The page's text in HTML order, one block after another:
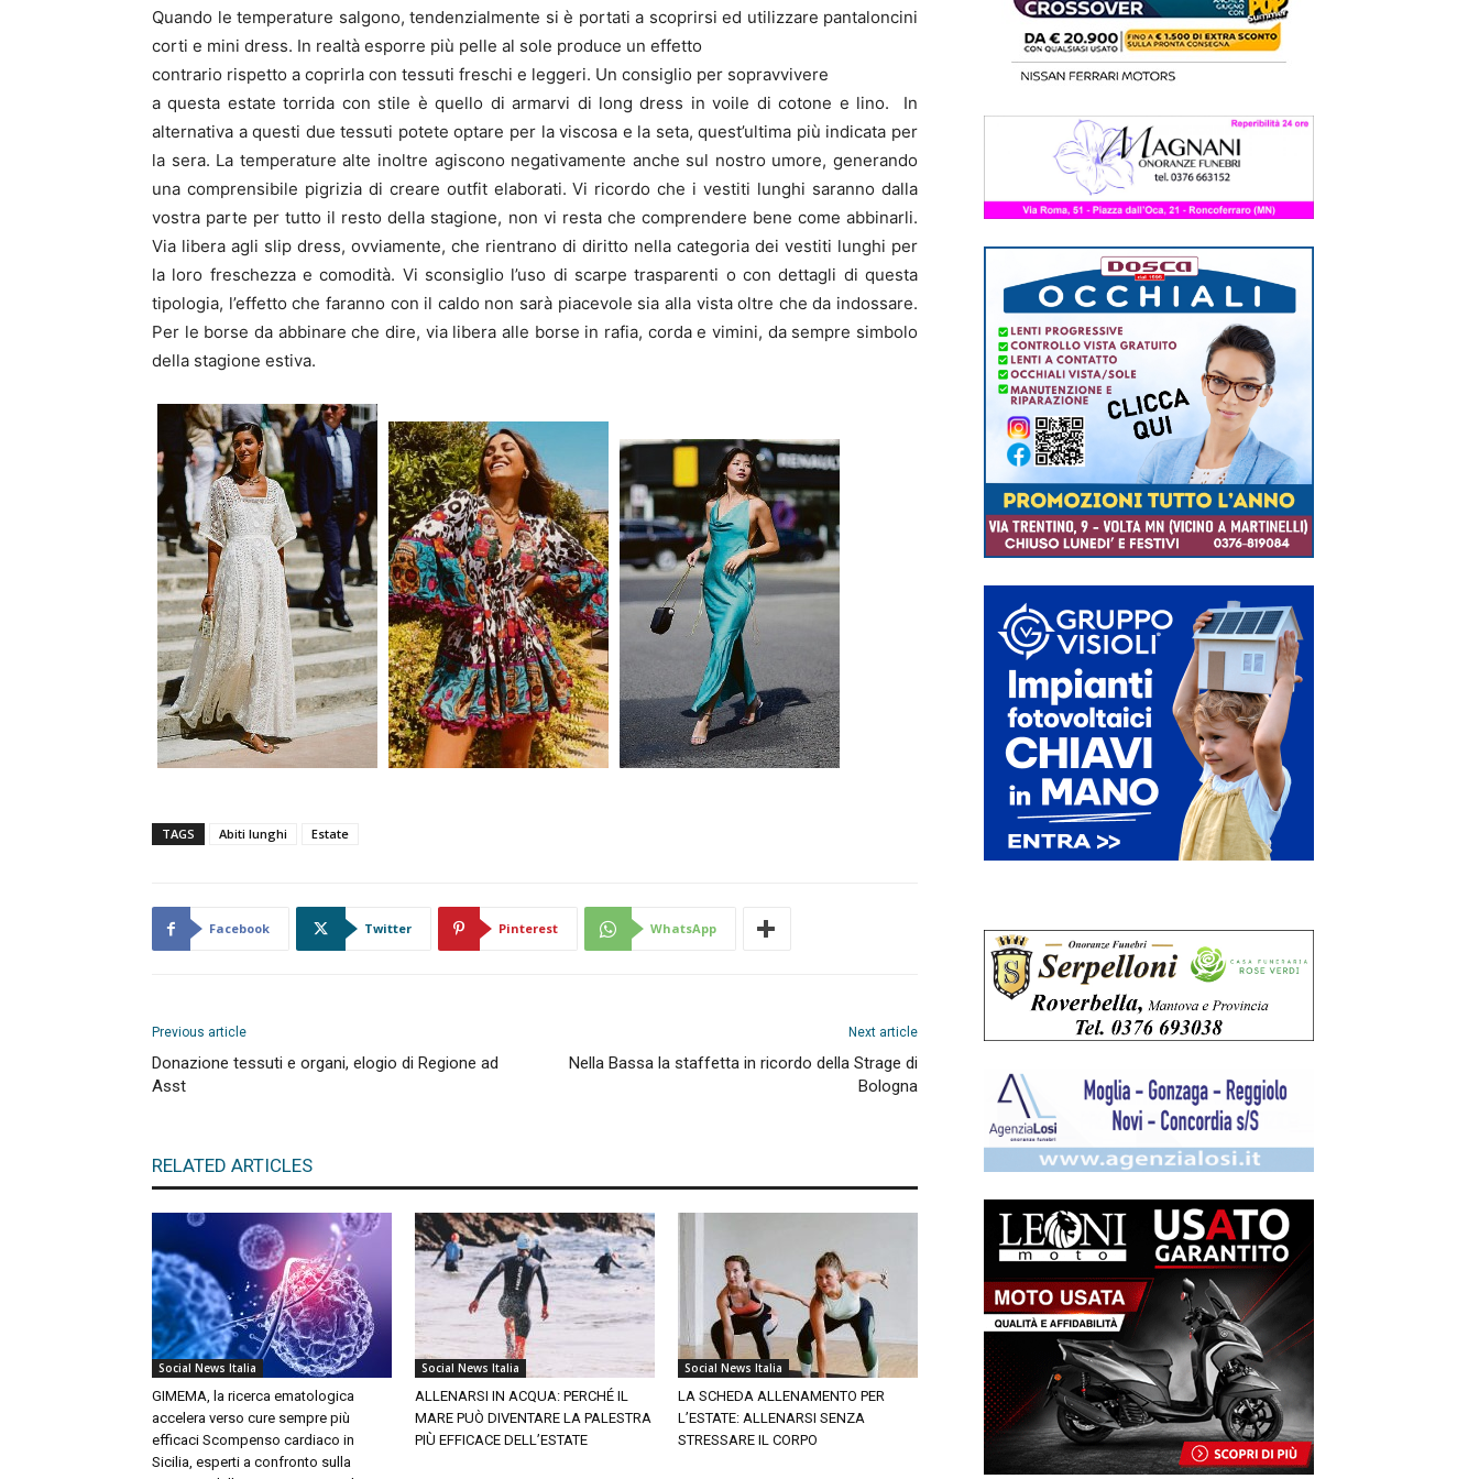
Quando le temperature salgono, tendenzialmente si è portati a scoprirsi ed utilizzare pantaloncini
corti e mini dress. In realtà esporre più pelle al sole produce un effetto
contrario rispetto a coprirla con tessuti freschi e leggeri. Un consiglio per sopravvivere
a questa estate torrida con stile è quello di armarvi di long dress in voile di cotone e lino. In
alternativa a questi due tessuti potete optare per la viscosa e la seta, quest’ultima più indicata per
la sera. La temperature alte inoltre agiscono negativamente anche sul nostro umore, generando
una comprensibile pigrizia di creare outfit elaborati. Vi ricordo che i vestiti lunghi saranno dalla
vostra parte per tutto il resto della stagione, non vi resta che comprendere bene come abbinarli.
Via libera agli slip dress, ovviamente, che rientrano di diritto nella categoria dei vestiti lunghi per
la loro freschezza e comodità. Vi sconsiglio l’uso di scarpe trasparenti o con dettagli di questa
tipologia, l’effetto che faranno con il caldo non sarà piacevole sia alla vista oltre che da indossare.
Per le borse da abbinare che dire, via libera alle borse in rafia, corda e vimini, da sempre simbolo
della stagione estiva.
TAGS Abiti lunghi Estate
Facebook Twitter Pinterest WhatsApp
Previous article
Donazione tessuti e organi, elogio di Regione ad
Asst
Next article
Nella Bassa la staffetta in ricordo della Strage di
Bologna
RELATED ARTICLES
Social News Italia
GIMEMA, la ricerca ematologica
accelera verso cure sempre più
efficaci Scompenso cardiaco in
Sicilia, esperti a confronto sulla
Social News Italia
ALLENARSI IN ACQUA: PERCHÉ IL
MARE PUÒ DIVENTARE LA PALESTRA
PIÙ EFFICACE DELL’ESTATE
Social News Italia
LA SCHEDA ALLENAMENTO PER
L’ESTATE: ALLENARSI SENZA
STRESSARE IL CORPO